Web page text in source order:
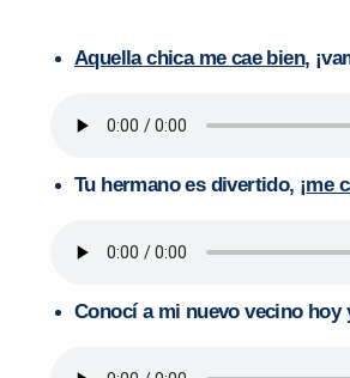
Aquella chica me cae bien,
Tu hermano es divertido, ¡me
Conocí a mi nuevo vecino hoy